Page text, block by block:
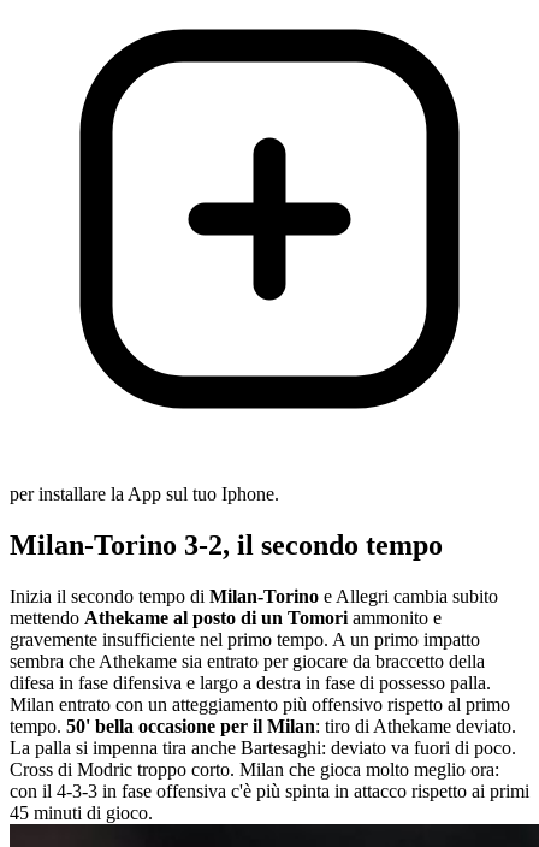
per installare la App sul tuo Iphone.
Milan-Torino 3-2, il secondo tempo
Inizia il secondo tempo di Milan-Torino e Allegri cambia subito
mettendo Athekame al posto di un Tomori ammonito e
gravemente insufficiente nel primo tempo. A un primo impatto
sembra che Athekame sia entrato per giocare da braccetto della
difesa in fase difensiva e largo a destra in fase di possesso palla.
Milan entrato con un atteggiamento più offensivo rispetto al primo
tempo. 50' bella occasione per il Milan: tiro di Athekame deviato.
La palla si impenna tira anche Bartesaghi: deviato va fuori di poco.
Cross di Modric troppo corto. Milan che gioca molto meglio ora:
con il 4-3-3 in fase offensiva c'è più spinta in attacco rispetto ai primi
45 minuti di gioco.